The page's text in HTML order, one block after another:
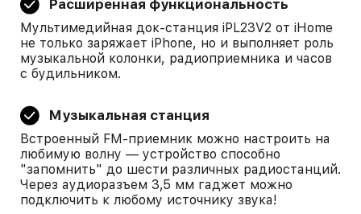
Расширенная функциональность
Мультимедийная док-станция iPL23V2 от iHome
не только заряжает iPhone, но и выполняет роль
музыкальной колонки, радиоприемника и часов
с будильником.
Музыкальная станция
Встроенный FM-приемник можно настроить на
любимую волну — устройство способно
"запомнить" до шести различных радиостанций.
Через аудиоразъем 3,5 мм гаджет можно
подключить к любому источнику звука!